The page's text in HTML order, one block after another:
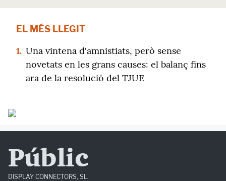
EL MÉS LLEGIT
1. Una vintena d'amnistiats, però sense
novetats en les grans causes: el balanç fins
ara de la resolució del TJUE
Públic
DISPLAY CONNECTORS, SL.